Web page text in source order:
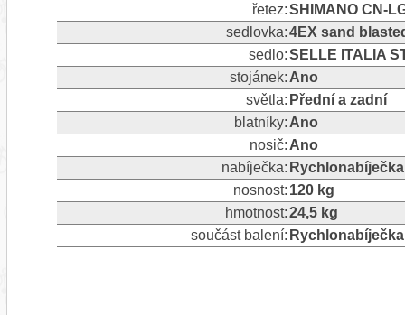
řetez:SHIMANO CN-
sedlovka:4EX sand
sedlo:SELLE ITALIA
stojánek: Ano
světla: Přední a zadní
blatníky: Ano
nosič: Ano
nabíječka:
nosnost: 120 kg
hmotnost:24,5 kg
součást balení: